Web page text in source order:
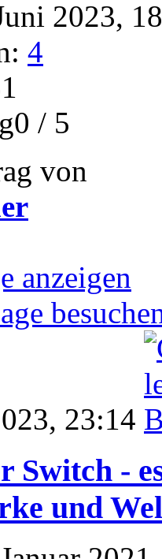
2023,
4
/ 5
von
anzeigen
23:14
Switch -
und